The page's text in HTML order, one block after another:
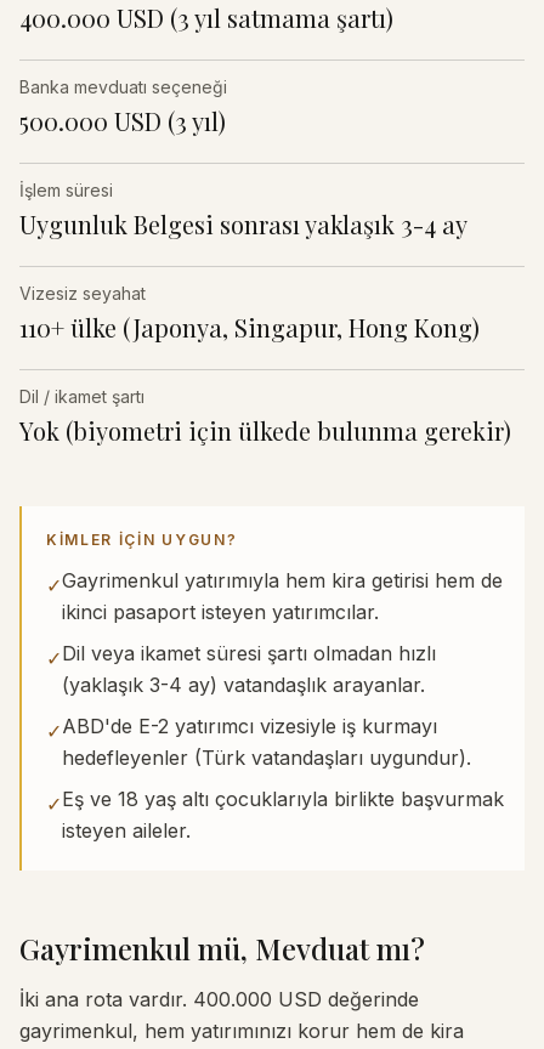
400.000 USD (3 yıl satmama şartı)
Banka mevduatı seçeneği
500.000 USD (3 yıl)
İşlem süresi
Uygunluk Belgesi sonrası yaklaşık 3-4 ay
Vizesiz seyahat
110+ ülke (Japonya, Singapur, Hong Kong)
Dil / ikamet şartı
Yok (biyometri için ülkede bulunma gerekir)
KIMLER IÇIN UYGUN?
✓Gayrimenkul yatırımıyla hem kira getirisi hem de
ikinci pasaport isteyen yatırımcılar.
✓Dil veya ikamet süresi şartı olmadan hızlı
(yaklaşık 3-4 ay) vatandaşlık arayanlar.
✓ABD'de E-2 yatırımcı vizesiyle iş kurmayı
hedefleyenler (Türk vatandaşları uygundur).
✓Eş ve 18 yaş altı çocuklarıyla birlikte başvurmak
isteyen aileler.
Gayrimenkul mü, Mevduat mı?
İki ana rota vardır. 400.000 USD değerinde
gayrimenkul, hem yatırımınızı korur hem de kira